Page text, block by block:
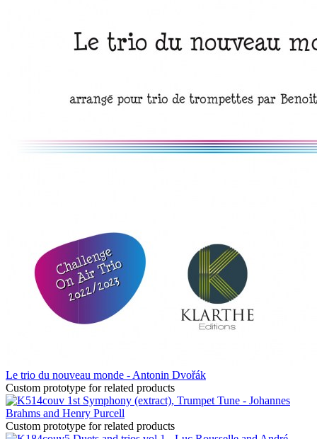
Le trio du nouveau monde - Antonin Dvořák
Custom prototype for related products
1st Symphony (extract), Trumpet Tune - Johannes
Brahms and Henry Purcell
Custom prototype for related products